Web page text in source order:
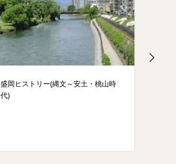
盛岡ヒストリー(縄文～安土・桃山時
代)